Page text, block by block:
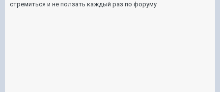
стремиться и не ползать каждый раз по форуму